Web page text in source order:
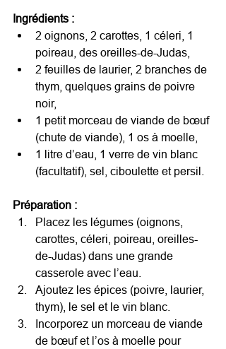
Ingrédients :
2 oignons, 2 carottes, 1 céleri, 1
poireau, des oreilles-de-Judas,
2 feuilles de laurier, 2 branches de
thym, quelques grains de poivre
noir,
1 petit morceau de viande de bœuf
(chute de viande), 1 os à moelle,
1 litre d’eau, 1 verre de vin blanc
(facultatif), sel, ciboulette et persil.
Préparation :
Placez les légumes (oignons,
carottes, céleri, poireau, oreilles-
de-Judas) dans une grande
casserole avec l’eau.
Ajoutez les épices (poivre, laurier,
thym), le sel et le vin blanc.
Incorporez un morceau de viande
de bœuf et l’os à moelle pour